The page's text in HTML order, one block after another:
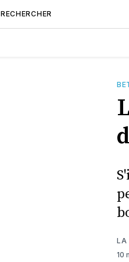
RECHERCHER
LA
10